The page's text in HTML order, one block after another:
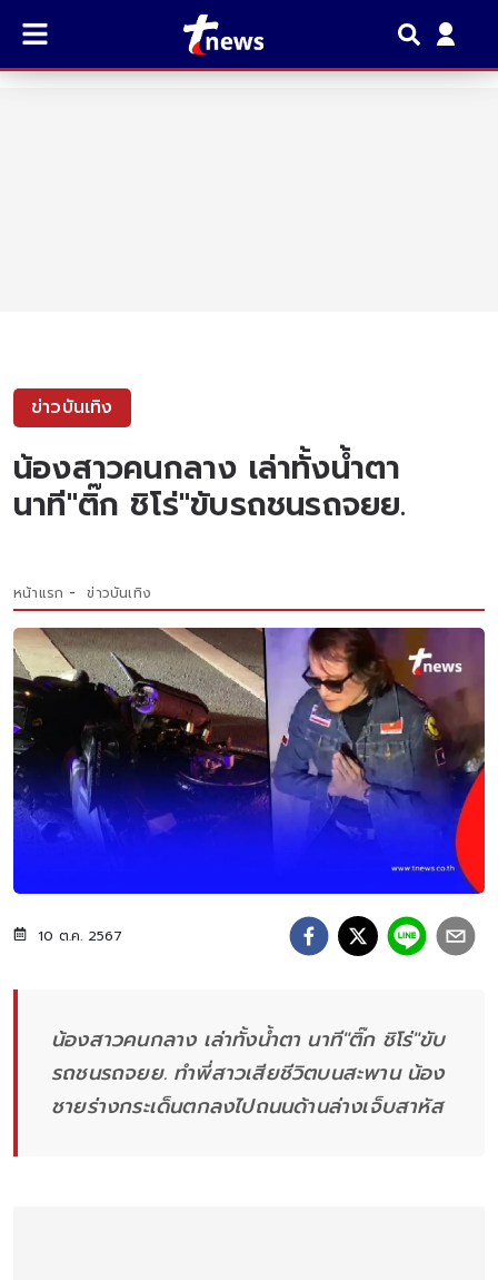
ข่าวบันเทิง
น้องสาวคนกลาง เล่าทั้งน้ำตา
นาที"ติ๊ก ชิโร่"ขับรถชนรถจยย.
หน้าแรก ข่าวบันเทิง
10 ต.ค. 2567
น้องสาวคนกลาง เล่าทั้งน้ำตา นาที"ติ๊ก ชิโร่"ขับ
รถชนรถจยย. ทำพี่สาวเสียชีวิตบนสะพาน น้อง
ชายร่างกระเด็นตกลงไปถนนด้านล่างเจ็บสาหัส